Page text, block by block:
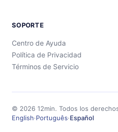
SOPORTE
Centro de Ayuda
Política de Privacidad
Términos de Servicio
© 2026 12min. Todos los
English·Português·Español